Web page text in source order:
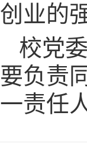
创业的
校党
要负责
一责任